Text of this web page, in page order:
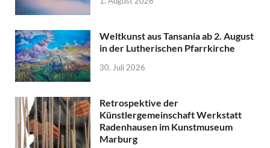
Weltkunst aus Tansania ab 2. August
in der Lutherischen Pfarrkirche
30. Juli 2026
Retrospektive der
Künstlergemeinschaft Werkstatt
Radenhausen im Kunstmuseum
Marburg